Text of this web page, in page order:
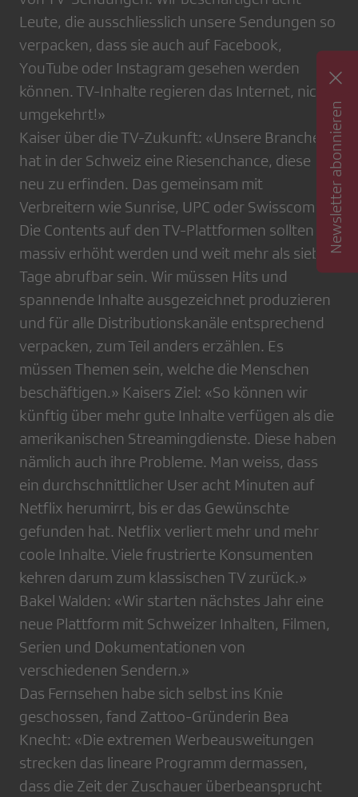
Leute, die ausschliesslich unsere Sendungen so
verpacken, dass sie auch auf Facebook,
YouTube oder Instagram gesehen werden
können. TV-Inhalte regieren das Internet, nicht
umgekehrt!»
Kaiser über die TV-Zukunft: «Unsere Branche
hat in der Schweiz eine Riesenchance, diese
neu zu erfinden. Das gemeinsam mit
Verbreitern wie Sunrise, UPC oder Swisscom.
Die Contents auf den TV-Plattformen sollten
massiv erhöht werden und weit mehr als sieben
Tage abrufbar sein. Wir müssen Hits und
spannende Inhalte ausgezeichnet produzieren
und für alle Distributionskanäle entsprechend
verpacken, zum Teil anders erzählen. Es
müssen Themen sein, welche die Menschen
beschäftigen.» Kaisers Ziel: «So können wir
künftig über mehr gute Inhalte verfügen als die
amerikanischen Streamingdienste. Diese haben
nämlich auch ihre Probleme. Man weiss, dass
ein durchschnittlicher User acht Minuten auf
Netflix herumirrt, bis er das Gewünschte
gefunden hat. Netflix verliert mehr und mehr
coole Inhalte. Viele frustrierte Konsumenten
kehren darum zum klassischen TV zurück.»
Bakel Walden: «Wir starten nächstes Jahr eine
neue Plattform mit Schweizer Inhalten, Filmen,
Serien und Dokumentationen von
verschiedenen Sendern.»
Das Fernsehen habe sich selbst ins Knie
geschossen, fand Zattoo-Gründerin Bea
Knecht: «Die extremen Werbeausweitungen
strecken das lineare Programm dermassen,
dass die Zeit der Zuschauer überbeansprucht
Newsletter abonnieren